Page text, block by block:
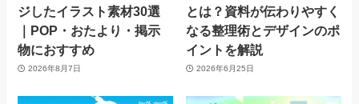
ジしたイラスト素材30選
｜POP・おたより・掲示
物におすすめ
2026年8月7日
とは？資料が伝わりやすく
なる整理術とデザインのポ
イントを解説
2026年6月25日